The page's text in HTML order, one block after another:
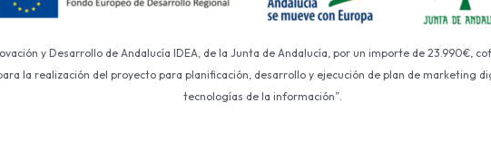
y Desarrollo de Andalucía IDEA, de la Junta de Andalucía, por un importe de 23.990€,
la realización del proyecto para planificación, desarrollo y ejecución de plan de marketing
tecnologías de la información”.